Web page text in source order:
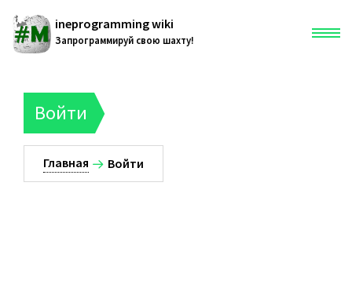
ineprogramming wiki
Запрограммируй свою шахту!
216.73.217.1
Войти
Главная Войти